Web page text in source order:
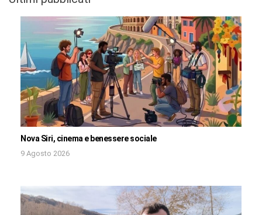
Nova Siri, cinema e benessere sociale
9 Agosto 2026